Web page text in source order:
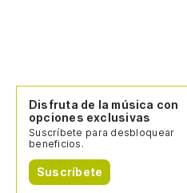
Disfruta de la música con
opciones exclusivas
Suscríbete para desbloquear
beneficios.
Suscríbete